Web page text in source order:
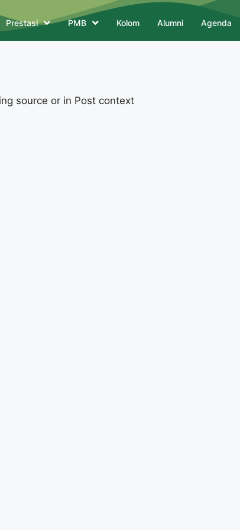
Prestasi PMB Kolom Alumni Agenda
source or in Post context